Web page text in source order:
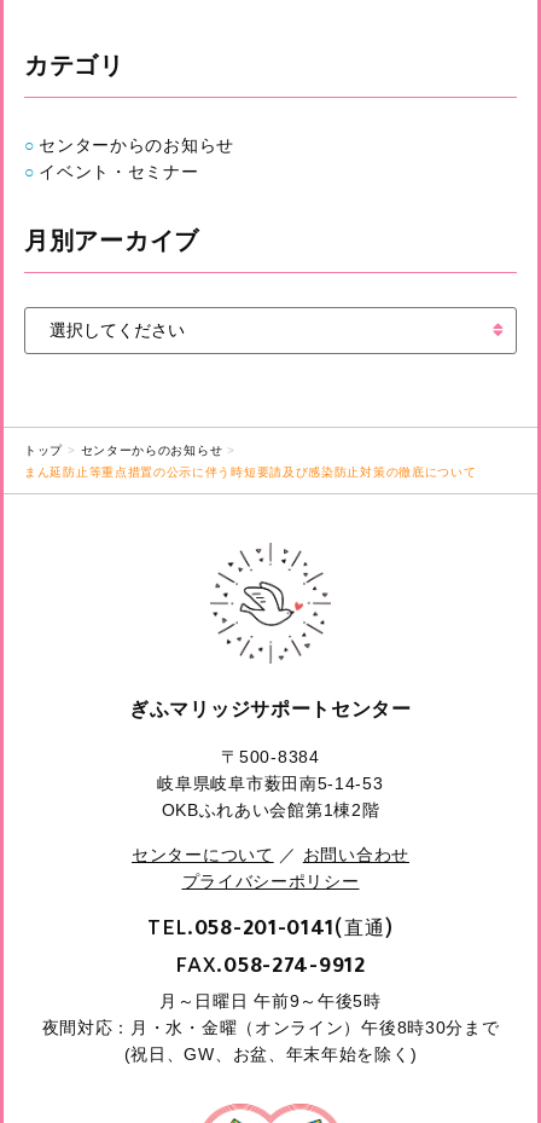
カテゴリ
センターからのお知らせ
イベント・セミナー
月別アーカイブ
トップ
センターからのお知らせ
まん延防止等重点措置の公示に伴う時短要請及び感染防止対策の徹底について
ぎふマリッジサポートセンター
〒500-8384
岐阜県岐阜市薮田南5-14-53
OKBふれあい会館第1棟2階
センターについて ／ お問い合わせ
プライバシーポリシー
TEL.058-201-0141(直通)
FAX.058-274-9912
月～日曜日 午前9～午後5時
夜間対応：月・水・金曜（オンライン）午後8時30分まで
(祝日、GW、お盆、年末年始を除く)